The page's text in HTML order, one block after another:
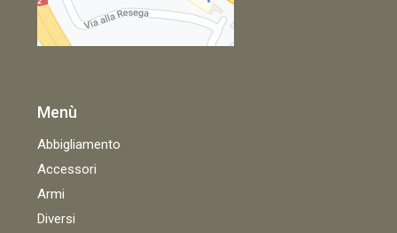
Menù
Abbigliamento
Accessori
Armi
Diversi